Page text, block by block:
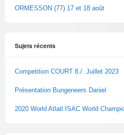
ORMESSON (77) 17 et 18 août
Sujets récents
Competition COURT 8./. Juillet 2023
Présentation Bungeneers Daniel
2020 World Atlatl ISAC World